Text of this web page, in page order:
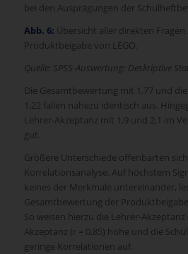
bei den Ausprägungen der
Abb. 6: Übersicht aller direkten
Produktbeigabe von LEGO.
Quelle: SPSS-Auswertung: Deskriptive
Die Gesamtbewertung mit 1,77 und
1,22 fallen nahezu identisch aus.
Lehrer-Akzeptanz mit 1,9 und 2,1 im
gut.
Größere Unterschiede offenbarten
Korrelationsanalyse. Auf höchstem
keines der Merkmale untereinander,
Gesamtbewertung der
So weisen hierzu die Lehrer-
Akzeptanz (r = 0,85) hohe und die
geringe Korrelationen auf.